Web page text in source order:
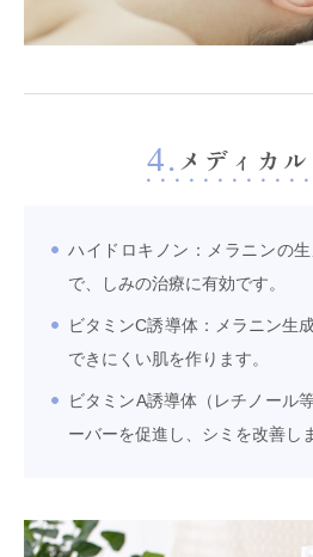
4.メディカル
ハイドロキノン：メラニンの
で、しみの治療に有効です。
ビタミンC誘導体：メラニン生
できにくい肌を作ります。
ビタミンA誘導体（レチノール
ーバーを促進し、シミを改善し